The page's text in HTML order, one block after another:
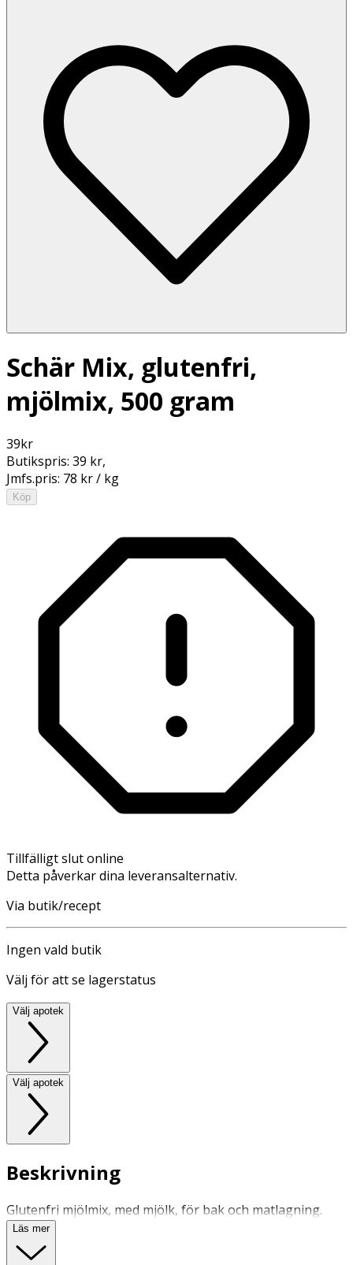
Schär Mix, glutenfri,
mjölmix, 500 gram
39kr
Butikspris: 39 kr,
Jmfs.pris: 78 kr / kg
Köp
Tillfälligt slut online
Detta påverkar dina leveransalternativ.
Via butik/recept
Ingen vald butik
Välj för att se lagerstatus
Välj apotek
Välj apotek
Beskrivning
Glutenfri mjölmix, med mjölk, för bak och matlagning.
Läs mer